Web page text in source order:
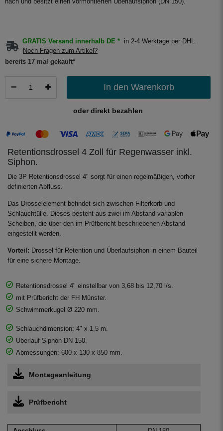
nach und besitzt einen vormontierten Überlaufsiphon (DN 150).
GRATIS Versand innerhalb DE *
in 2-4 Werktage per DHL.
Noch Fragen zum Artikel?
bereits 17 mal gekauft*
In den Warenkorb
oder direkt bezahlen
Retentionsdrossel 4 Zoll für Regenwasser inkl.
Siphon.
Die 3P Retentionsdrossel 4" sorgt für einen regelmäßigen, vorher
definierten Abfluss.
Das Drosselelement befindet sich zwischen Filterkorb und
Schlauchtülle. Dieses besteht aus zwei im Abstand variablen
Scheiben, die über den im Prüfbericht beschriebenen Abstand
eingestellt werden.
Vorteil: Drossel für Retention und Überlaufsiphon in einem Bauteil
für eine sichere Montage.
Retentionsdrossel 4" einstellbar von 3,68 bis 12,70 l/s.
mit Prüfbericht der FH Münster.
Schwimmerkugel Ø 220 mm.
Schlauchdimension: 4" x 1,5 m.
Überlauf Siphon DN 150.
Abmessungen: 600 x 130 x 850 mm.
Montageanleitung
Prüfbericht